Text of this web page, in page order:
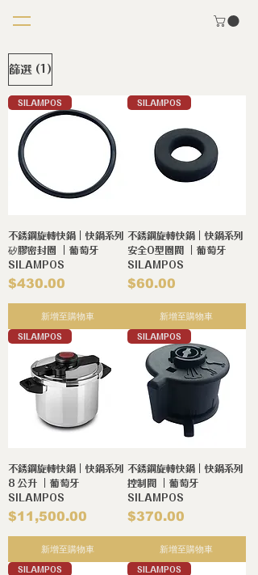
篩選 (1)
SILAMPOS
不銹鋼旋轉快鍋｜快鍋系列
矽膠密封圈 ｜葡萄牙
SILAMPOS
價格
$430.00
新增至購物車
SILAMPOS
不銹鋼旋轉快鍋｜快鍋系列
安全O型圈閥 ｜葡萄牙
SILAMPOS
價格
$60.00
新增至購物車
SILAMPOS
不銹鋼旋轉快鍋｜快鍋系列
8 公升 ｜葡萄牙
SILAMPOS
價格
$11,500.00
新增至購物車
SILAMPOS
不銹鋼旋轉快鍋｜快鍋系列
控制閥 ｜葡萄牙
SILAMPOS
價格
$370.00
新增至購物車
SILAMPOS SILAMPOS